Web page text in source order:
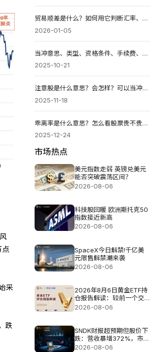
点
采
跌
贸易顺差是什么？如何用它判断汇率、政策与投资方向？
2026-01-05
当冲意思、类型、资格条件、手续费、成本计算与优缺点
2025-10-21
注意股是什么意思？会怎样？可以当冲吗？几天会处置？
2025-11-18
乖离率是什么意思？怎么看股票贵不贵？如何找买卖点？
2025-12-24
市场热点
美元指数走弱 英镑兑美元
能否突破震荡区间？
2026-08-06
科技股回暖 欧洲斯托克50
指数接近新高
2026-08-06
SpaceX今日解禁!千亿美
元限售解禁潮来袭
2026-08-06
2026年8月6日黄金ETF持
仓报告解读：较前一个交
易日增加4.851吨
2026-08-06
SNDK财报超预期但股价下
跌：营收暴增372%，市场
为何仍不买账?
2026-08-06